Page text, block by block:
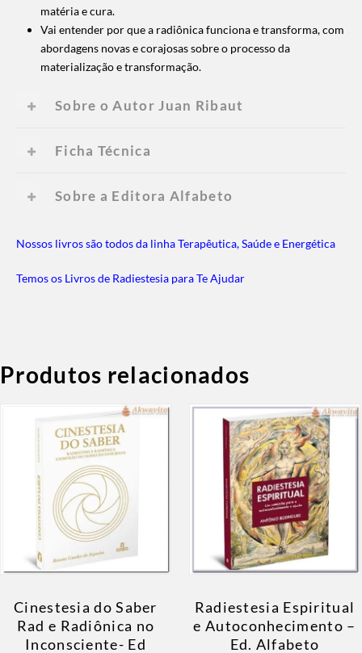
matéria e cura.
Vai entender por que a radiônica funciona e transforma, com
abordagens novas e corajosas sobre o processo da
materialização e transformação.
Sobre o Autor Juan Ribaut
Ficha Técnica
Sobre a Editora Alfabeto
Nossos livros são todos da linha Terapêutica, Saúde e Energética
Temos os Livros de Radiestesia para Te Ajudar
Produtos relacionados
Cinestesia do Saber
Rad e Radiônica no
Inconsciente- Ed
Radiestesia Espiritual
e Autoconhecimento –
Ed. Alfabeto